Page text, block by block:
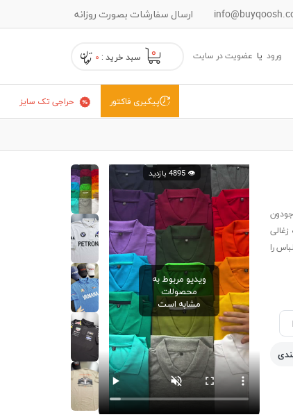
ارسال سفارشات بصورت روزانه
۰ سبد خرید : ۰ ورود یا عضویت در سایت
حراجی تک سایز پیگیری فاکتور
را
👁️ 4895 بازدید
ویدیو مربوط به
محصولات
مشابه است